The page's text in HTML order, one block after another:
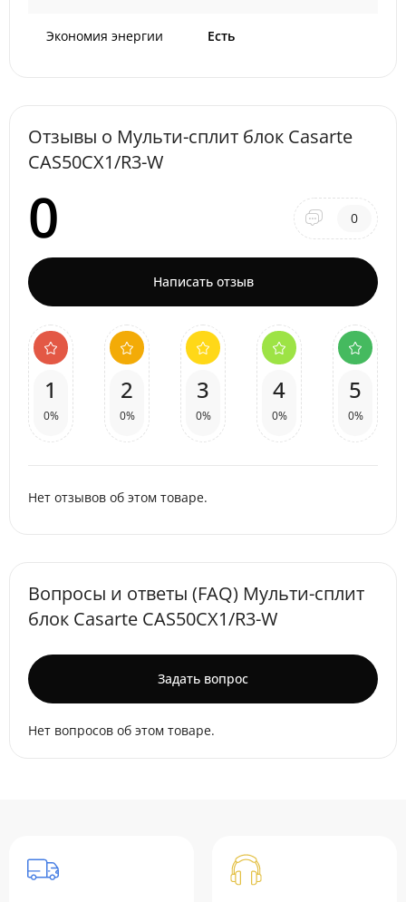
Экономия энергии Есть
Отзывы о Мульти-сплит блок Casarte
CAS50CX1/R3-W
0 0
Написать отзыв
1
0%
2
0%
3
0%
4
0%
5
0%
Нет отзывов об этом товаре.
Вопросы и ответы (FAQ) Мульти-сплит
блок Casarte CAS50CX1/R3-W
Задать вопрос
Нет вопросов об этом товаре.